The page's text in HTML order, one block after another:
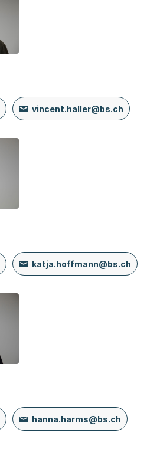
vincent.haller@bs.ch
katja.hoffmann@bs.ch
hanna.harms@bs.ch